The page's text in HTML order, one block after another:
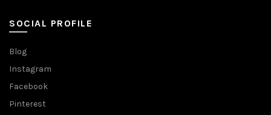
SOCIAL PROFILE
Blog
Instagram
Facebook
Pinterest